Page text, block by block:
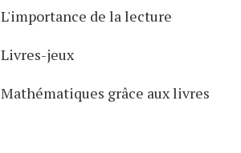
L'importance de la lecture
Livres-jeux
Mathématiques grâce aux livres